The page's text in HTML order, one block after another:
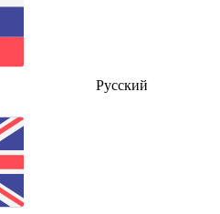
Русский